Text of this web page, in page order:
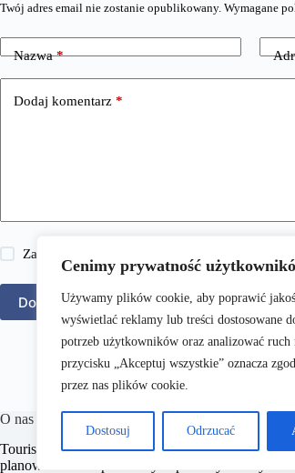
Cenimy prywatność
Używamy plików cookie, aby poprawić
wyświetlać reklamy lub treści dostosowane
potrzeb użytkowników oraz analizować
przycisku „Akceptuj wszystkie” oznacza
przez nas plików cookie.
Dostosuj Odrzucać
Twój adres email nie zostanie opublikowany. Wymagane
Nazwa*
Dodaj komentarz *
Zapisz moje imię i nazwisko, adres e-mail i
Dodaj komentarz
O nas
​Tourists.pl to portal turystyczny, który dostarcza
planowaniu niezapomnianych podróży. Naszym